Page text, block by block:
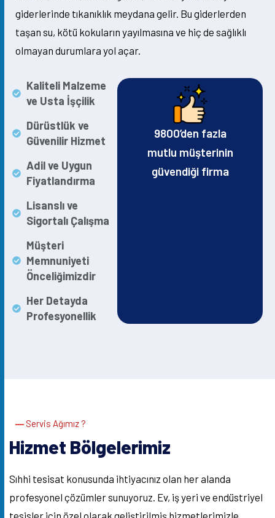
giderlerinde tıkanıklık meydana gelir. Bu giderlerden
taşan su, kötü kokuların yayılmasına ve hiç de sağlıklı
olmayan durumlara yol açar.
Kaliteli Malzeme
ve Usta İşçilik
Dürüstlük ve
Güvenilir Hizmet
Adil ve Uygun
Fiyatlandırma
Lisanslı ve
Sigortalı Çalışma
Müşteri
Memnuniyeti
Önceliğimizdir
Her Detayda
Profesyonellik
9800’den fazla
mutlu müşterinin
güvendiği firma
Servis Ağımız ?
Hizmet Bölgelerimiz
Sıhhi tesisat konusunda ihtiyacınız olan her alanda
profesyonel çözümler sunuyoruz. Ev, iş yeri ve endüstriyel
tesisler için özel olarak geliştirilmiş hizmetlerimizle,